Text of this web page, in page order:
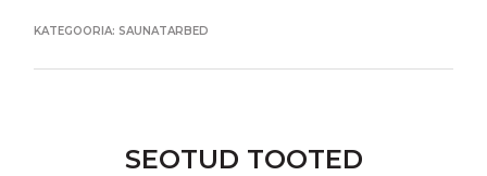
KATEGOORIA: SAUNATARBED
SEOTUD TOOTED